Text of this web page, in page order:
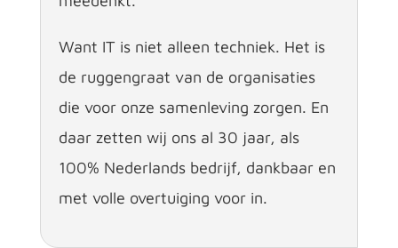
Want IT is niet alleen techniek. Het is
de ruggengraat van de organisaties
die voor onze samenleving zorgen. En
daar zetten wij ons al 30 jaar, als
100% Nederlands bedrijf, dankbaar en
met volle overtuiging voor in.